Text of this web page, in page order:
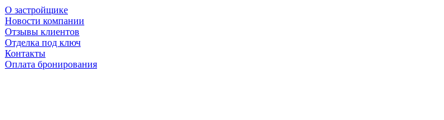
О застройщике
Новости компании
Отзывы клиентов
Отделка под ключ
Контакты
Оплата бронирования